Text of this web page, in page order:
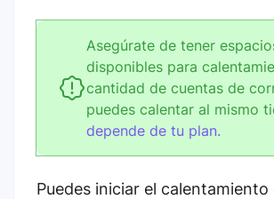
Asegúrate de tener
disponibles para
cantidad de cuentas de
puedes calentar al mismo
depende de tu plan.
Puedes iniciar el calentamiento